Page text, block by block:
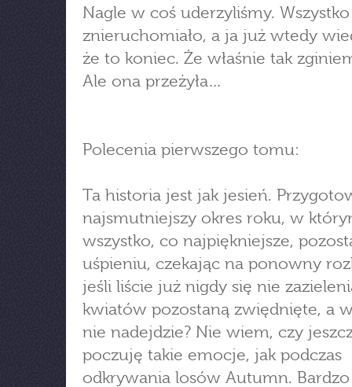
Nagle w coś uderzyliśmy. Wszystko
znieruchomiało, a ja już wtedy
że to koniec. Że właśnie tak
Ale ona przeżyła…
Polecenia pierwszego tomu:
Ta historia jest jak jesień.
najsmutniejszy okres roku, w
wszystko, co najpiękniejsze,
uśpieniu, czekając na ponowny
jeśli liście już nigdy się nie
kwiatów pozostaną zwiędnięte, a
nie nadejdzie? Nie wiem, czy
poczuję takie emocje, jak podczas
odkrywania losów Autumn.